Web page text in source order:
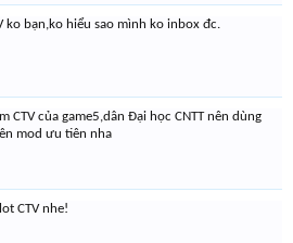
ko bạn,ko hiểu sao mình ko inbox đc.
CTV của game5,dân Đại học CNTT nên dùng
mod ưu tiên nha
CTV nhe!